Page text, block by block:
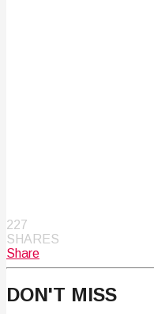
227
SHARES
Share
DON'T MISS